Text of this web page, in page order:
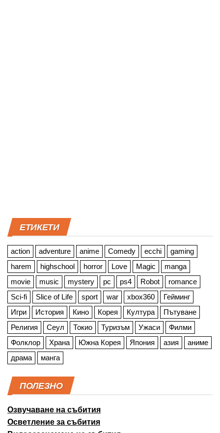
ЕТИКЕТИ
action adventure anime Comedy ecchi
gaming
harem
highschool horror Love Magic
manga
movie
music mystery pc ps4 Robot
romance
Sci-fi
Slice of Life sport war xbox360
Гейминг
Игри
История Кино Корея Култура
Пътуване
Религия
Сеул Токио Туризъм Ужаси
Филми
Фолклор
Храна Южна Корея Япония азия
аниме
драма
манга
ПОЛЕЗНО
Озвучаване на събития
Осветление за събития